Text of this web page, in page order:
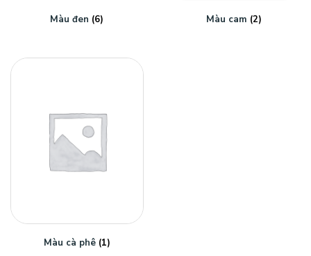
Màu đen (6) Màu cam (2)
Màu cà phê (1)